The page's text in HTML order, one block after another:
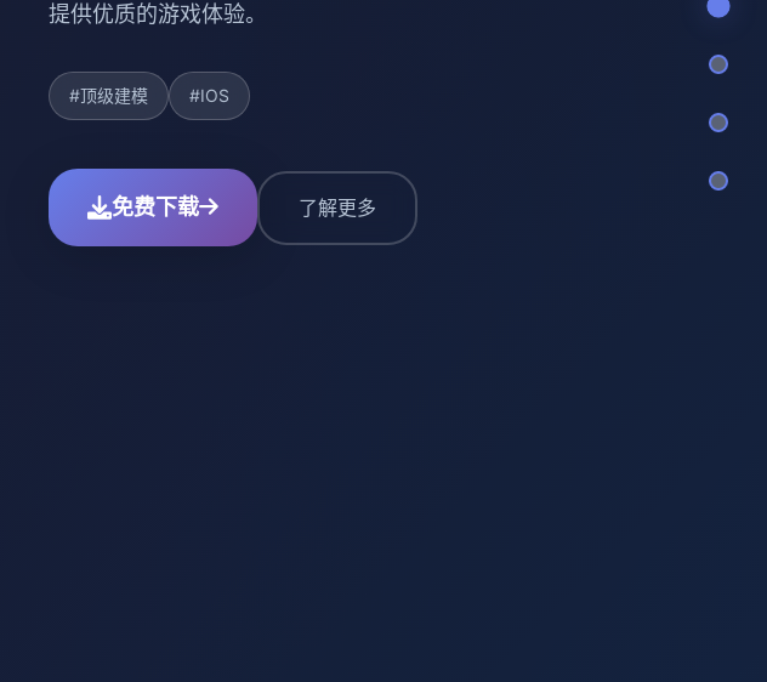
提供优质的游戏体验。
#顶级建模 #IOS
免费下载 了解更多